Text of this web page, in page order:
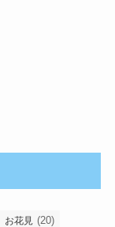
お花見 (20)